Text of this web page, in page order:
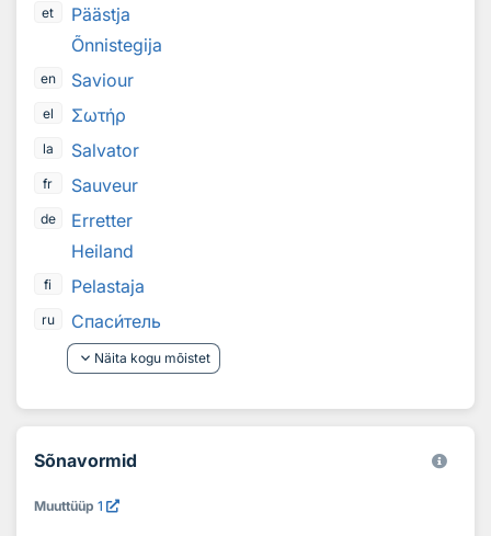
et
Päästja
Õnnistegija
en Saviour
el Σωτήρ
la Salvator
fr Sauveur
de
Erretter
Heiland
fi Pelastaja
ru Спаситель
keyboard_arrow_down Näita kogu mõistet
Sõnavormid
Muuttüüp 1